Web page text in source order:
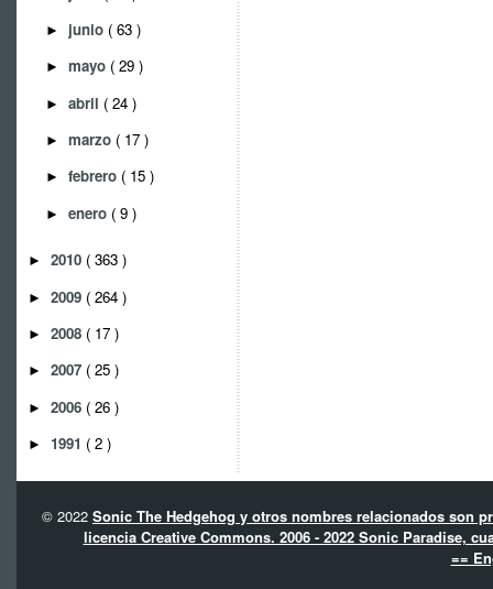
► junio ( 63 )
► mayo ( 29 )
► abril ( 24 )
► marzo ( 17 )
► febrero ( 15 )
► enero ( 9 )
► 2010 ( 363 )
► 2009 ( 264 )
► 2008 ( 17 )
► 2007 ( 25 )
► 2006 ( 26 )
► 1991 ( 2 )
© 2022 Sonic The Hedgehog y otros nombres relacionados son
licencia Creative Commons. 2006 - 2022 Sonic Paradise,
==